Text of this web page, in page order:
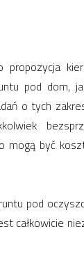
pod dom,
o tych
mogą być
pod
całkowicie